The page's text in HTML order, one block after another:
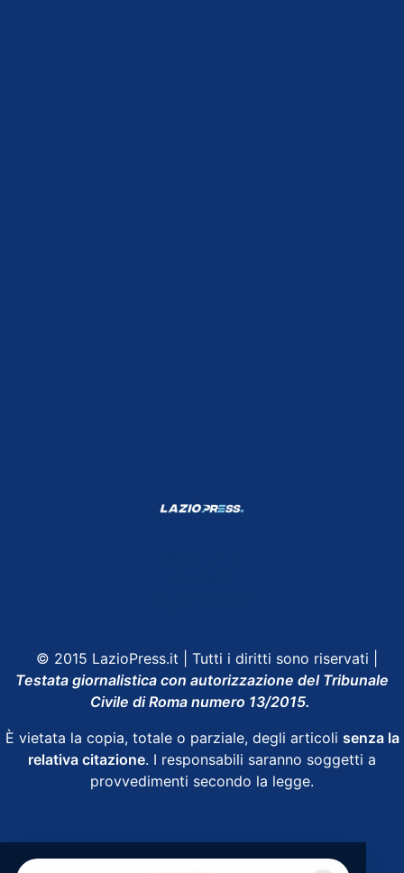
© 2015 LazioPress.it | Tutti i diritti sono riservati |
Testata giornalistica con autorizzazione del Tribunale
Civile di Roma numero 13/2015.
È vietata la copia, totale o parziale, degli articoli senza la
relativa citazione. I responsabili saranno soggetti a
provvedimenti secondo la legge.